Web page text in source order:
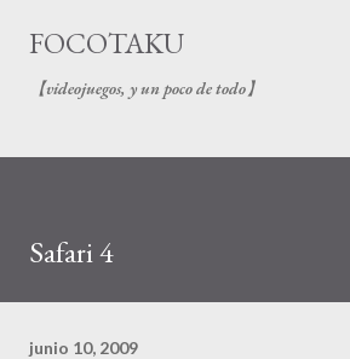
Ir al contenido principal
FOCOTAKU
【videojuegos, y un poco de todo】
Safari 4
junio 10, 2009